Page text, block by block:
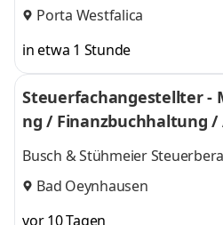
Porta Westfalica
in etwa 1 Stunde
Steuerfachangestellter -
ng / Finanzbuchhaltung /
Busch & Stühmeier
Partnerschaftsgesellschaft
Bad Oeynhausen
vor 10 Tagen